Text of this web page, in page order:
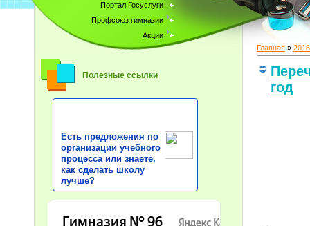
Портал Госуслуги
Профсоюз гимназии
Акции
Полезные ссылки
Есть предложения по
организации учебного
процесса или знаете,
как сделать школу
лучше?
Главная » 2016
год